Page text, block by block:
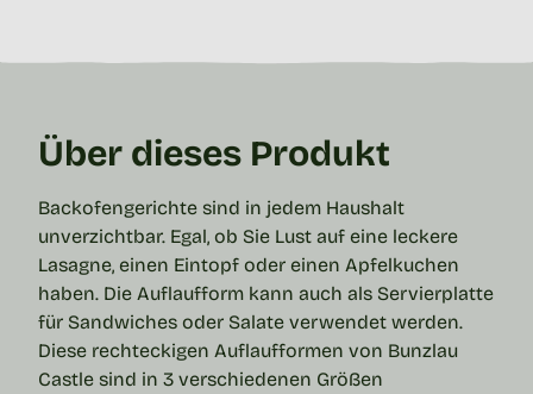
Über dieses Produkt
Backofengerichte sind in jedem Haushalt
unverzichtbar. Egal, ob Sie Lust auf eine leckere
Lasagne, einen Eintopf oder einen Apfelkuchen
haben. Die Auflaufform kann auch als Servierplatte
für Sandwiches oder Salate verwendet werden.
Diese rechteckigen Auflaufformen von Bunzlau
Castle sind in 3 verschiedenen Größen